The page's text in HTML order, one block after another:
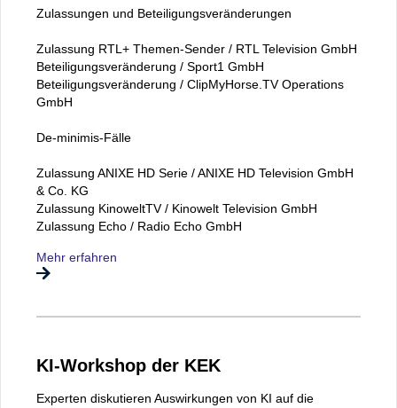
Zulassungen und Beteiligungsveränderungen
Zulassung RTL+ Themen-Sender / RTL Television GmbH
Beteiligungsveränderung / Sport1 GmbH
Beteiligungsveränderung / ClipMyHorse.TV Operations
GmbH
De-minimis-Fälle
Zulassung ANIXE HD Serie / ANIXE HD Television GmbH
& Co. KG
Zulassung KinoweltTV / Kinowelt Television GmbH
Zulassung Echo / Radio Echo GmbH
Mehr erfahren
KI-Workshop der KEK
Experten diskutieren Auswirkungen von KI auf die